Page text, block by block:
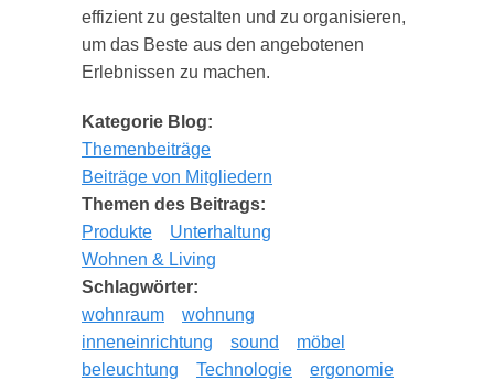
effizient zu gestalten und zu organisieren,
um das Beste aus den angebotenen
Erlebnissen zu machen.
Kategorie Blog:
Themenbeiträge
Beiträge von Mitgliedern
Themen des Beitrags:
Produkte
Unterhaltung
Wohnen & Living
Schlagwörter:
wohnraum
wohnung
inneneinrichtung
sound
möbel
beleuchtung
Technologie
ergonomie